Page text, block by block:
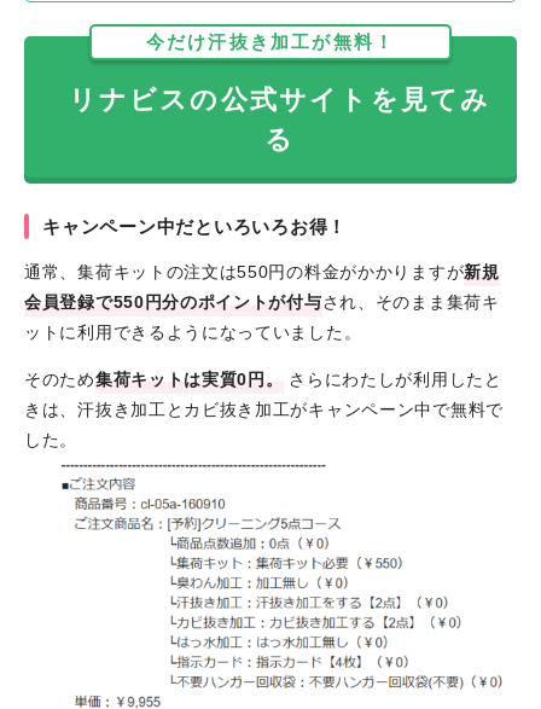
今だけ汗抜き加工が無料！
リナビスの公式サイトを見てみ
る
キャンペーン中だといろいろお得！
通常、集荷キットの注文は550円の料金がかかりますが新規
会員登録で550円分のポイントが付与され、そのまま集荷キ
ットに利用できるようになっていました。
そのため集荷キットは実質0円。
さらにわたしが利用したと
きは、汗抜き加工とカビ抜き加工がキャンペーン中で無料で
した。